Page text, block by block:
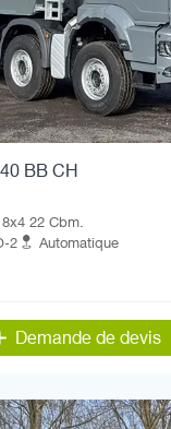
BB CH
22 Cbm.
2 Automatique
Demande de devis